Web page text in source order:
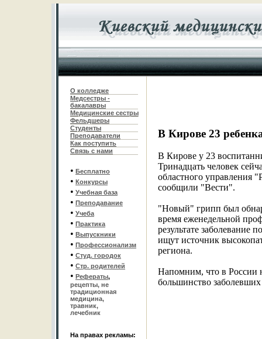
О колледже
Медсестры -
бакалавры
Медицинские сестры
Фельдшеры
Студенты
Преподаватели
Как поступить
Связь с нами
• Бесплатно
• Конкурсы
• Учебная база
• Преподавание
• Учеба
• Практика
• Выпускники
• Профессионализм
• Студ. городок
• Стр. родителей
• Рефераты,
рецепты, не
традиционная
медицина,
травник,
лечебник
На правах рекламы:
В Кирове 23
В Кирове у 23
Тринадцать человек
областного управления
сообщили "Вести".
"Новый" грипп был
время еженедельной
результате заболевание
ищут источник
региона.
Напомним, что в России
большинство